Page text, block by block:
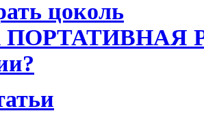
цоколь
ПОРТАТИВНАЯ